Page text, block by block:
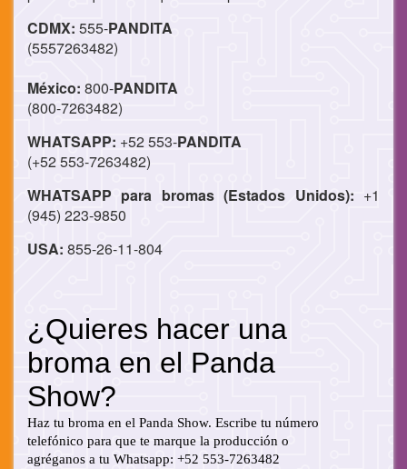
CDMX: 555-PANDITA
(5557263482)
México: 800-PANDITA
(800-7263482)
WHATSAPP: +52 553-PANDITA
(+52 553-7263482)
WHATSAPP para bromas (Estados Unidos): +1
(945) 223-9850
USA: 855-26-11-804